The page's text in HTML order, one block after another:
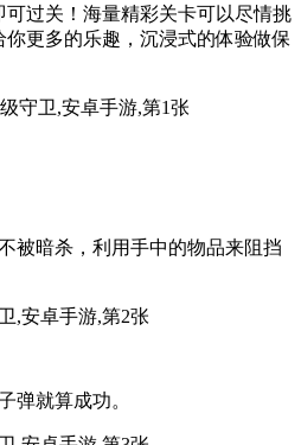
过关！海量精彩关卡可以尽情挑
更多的乐趣，沉浸式的体验做保
被暗杀，利用手中的物品来阻挡
弹就算成功。